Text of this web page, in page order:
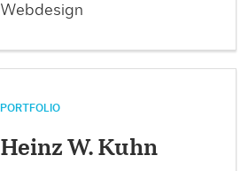
Webdesign
PORTFOLIO
Heinz W. Kuhn